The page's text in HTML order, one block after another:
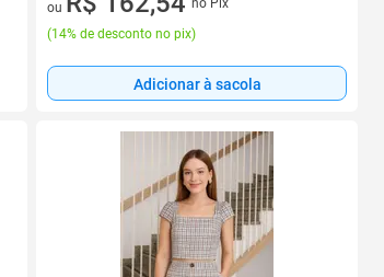
ou
no Pix
(14% de desconto no pix)
Adicionar à sacola